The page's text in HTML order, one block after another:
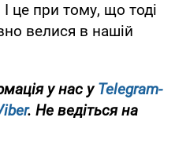
це при тому, що тоді
велися в нашій
у нас уTelegram-
. Не ведіться на